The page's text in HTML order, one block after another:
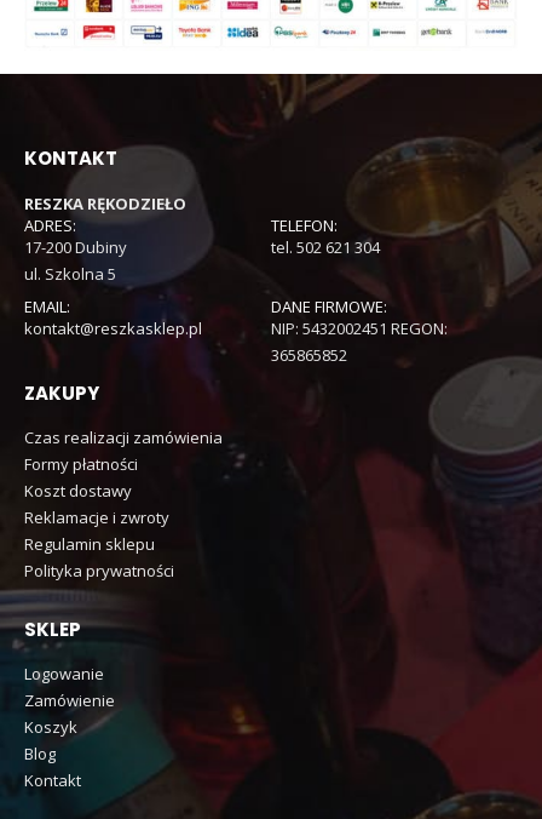
KONTAKT
RESZKA RĘKODZIEŁO
ADRES:
17-200 Dubiny
ul. Szkolna 5
TELEFON:
tel. 502 621 304
EMAIL:
kontakt@reszkasklep.pl
DANE FIRMOWE:
NIP: 5432002451 REGON:
365865852
ZAKUPY
Czas realizacji zamówienia
Formy płatności
Koszt dostawy
Reklamacje i zwroty
Regulamin sklepu
Polityka prywatności
SKLEP
Logowanie
Zamówienie
Koszyk
Blog
Kontakt